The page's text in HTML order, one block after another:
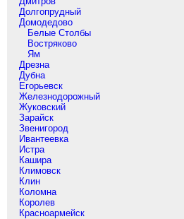
Долгопрудный
Домодедово
Белые Столбы
Востряково
Ям
Дрезна
Дубна
Егорьевск
Железнодорожный
Жуковский
Зарайск
Звенигород
Ивантеевка
Истра
Кашира
Климовск
Клин
Коломна
Королев
Красноармейск